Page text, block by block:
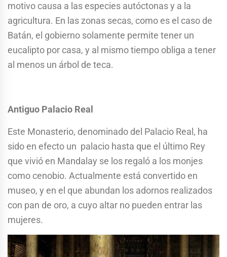
motivo causa a las especies autóctonas y a la
agricultura. En las zonas secas, como es el caso de
Batán, el gobierno solamente permite tener un
eucalipto por casa, y al mismo tiempo obliga a tener
al menos un árbol de teca.
Antiguo Palacio Real
Este Monasterio, denominado del Palacio Real, ha
sido en efecto un palacio hasta que el último Rey
que vivió en Mandalay se los regaló a los monjes
como cenobio. Actualmente está convertido en
museo, y en el que abundan los adornos realizados
con pan de oro, a cuyo altar no pueden entrar las
mujeres.